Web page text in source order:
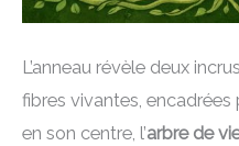
L’anneau révèle deux
fibres vivantes, encadrées
en son centre, l’arbre de